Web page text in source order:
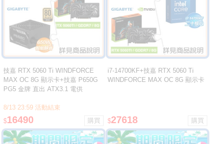
技嘉 RTX 5060 Ti WINDFORCE
MAX OC 8G 顯示卡+技嘉 P650G
PG5 金牌 直出 ATX3.1 電供
8/13 23:59 活動結束
$16490
i7-14700KF+技嘉 RTX 5060 Ti
WINDFORCE MAX OC 8G 顯示卡
$27618